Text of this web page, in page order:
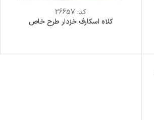
کد: 26657
کلاه اسکارف خزدار طرح خاص